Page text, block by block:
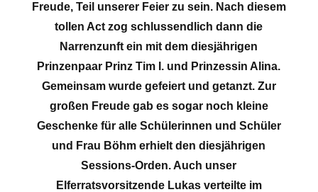
Freude, Teil unserer Feier zu sein. Nach diesem
tollen Act zog schlussendlich dann die
Narrenzunft ein mit dem diesjährigen
Prinzenpaar Prinz Tim I. und Prinzessin Alina.
Gemeinsam wurde gefeiert und getanzt. Zur
großen Freude gab es sogar noch kleine
Geschenke für alle Schülerinnen und Schüler
und Frau Böhm erhielt den diesjährigen
Sessions-Orden. Auch unser
Elferratsvorsitzende Lukas verteilte im